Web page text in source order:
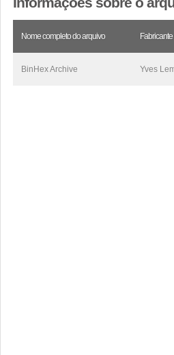
Nome completo do arquivo Fabricante
BinHex Archive Yves